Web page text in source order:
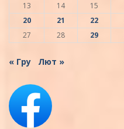
13
14 15
20
21 22
27
28 29
« Гру Лют »